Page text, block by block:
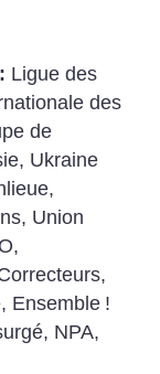
Ligue des
des
de
Ukraine
Union
Ensemble !
NPA,